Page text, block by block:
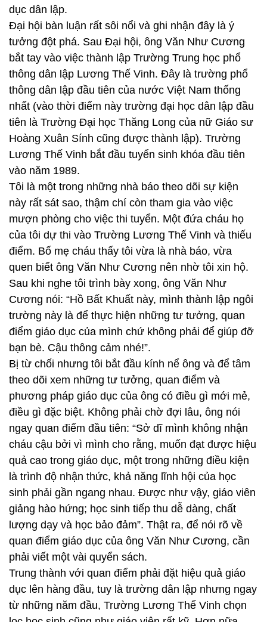
dục dân lập.
Đại hội bàn luận rất sôi nổi và ghi nhận đây là ý
tưởng đột phá. Sau Đại hội, ông Văn Như Cương
bắt tay vào việc thành lập Trường Trung học phổ
thông dân lập Lương Thế Vinh. Đây là trường phổ
thông dân lập đầu tiên của nước Việt Nam thống
nhất (vào thời điểm này trường đại học dân lập đầu
tiên là Trường Đại học Thăng Long của nữ Giáo sư
Hoàng Xuân Sính cũng được thành lập). Trường
Lương Thế Vinh bắt đầu tuyển sinh khóa đầu tiên
vào năm 1989.
Tôi là một trong những nhà báo theo dõi sự kiện
này rất sát sao, thậm chí còn tham gia vào việc
mượn phòng cho việc thi tuyển. Một đứa cháu họ
của tôi dự thi vào Trường Lương Thế Vinh và thiếu
điểm. Bố mẹ cháu thấy tôi vừa là nhà báo, vừa
quen biết ông Văn Như Cương nên nhờ tôi xin hộ.
Sau khi nghe tôi trình bày xong, ông Văn Như
Cương nói: “Hồ Bất Khuất này, mình thành lập ngôi
trường này là để thực hiện những tư tưởng, quan
điểm giáo dục của mình chứ không phải để giúp đỡ
bạn bè. Cậu thông cảm nhé!”.
Bị từ chối nhưng tôi bắt đầu kính nể ông và để tâm
theo dõi xem những tư tưởng, quan điểm và
phương pháp giáo dục của ông có điều gì mới mẻ,
điều gì đặc biệt. Không phải chờ đợi lâu, ông nói
ngay quan điểm đầu tiên: “Sở dĩ mình không nhận
cháu cậu bởi vì mình cho rằng, muốn đạt được hiệu
quả cao trong giáo dục, một trong những điều kiện
là trình độ nhận thức, khả năng lĩnh hội của học
sinh phải gần ngang nhau. Được như vậy, giáo viên
giảng hào hứng; học sinh tiếp thu dễ dàng, chất
lượng dạy và học bảo đảm”. Thật ra, để nói rõ về
quan điểm giáo dục của ông Văn Như Cương, cần
phải viết một vài quyển sách.
Trung thành với quan điểm phải đặt hiệu quả giáo
dục lên hàng đầu, tuy là trường dân lập nhưng ngay
từ những năm đầu, Trường Lương Thế Vinh chọn